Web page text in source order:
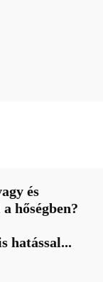
és
hőségben?
hatással...